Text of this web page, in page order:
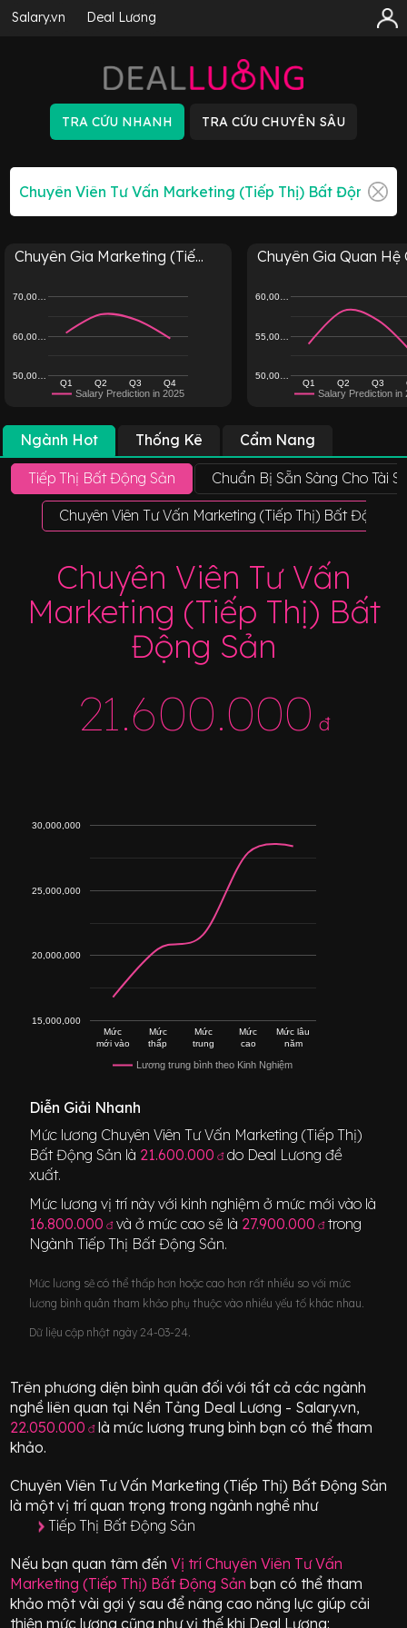
Salary.vn Deal Lương
Chuyên Gia Marketing (Tiế...
Salary Prediction in 2025
Q1 Q2 Q3 Q4
50,00…
60,00…
70,00…
Chuyên Gia Quan Hệ
Salary Prediction in
Q1 Q2 Q3
50,00…
55,00…
60,00…
Ngành Hot Thống Kê Cẩm Nang
Tiếp Thị Bất Động Sản Chuẩn Bị Sẵn Sàng Cho Tài
Chuyên Viên Tư Vấn Marketing (Tiếp Thị) Bất Động
Chuyên Viên Tư Vấn
Marketing (Tiếp Thị) Bất
Động Sản
21.600.000 đ
Lương trung bình theo Kinh Nghiệm
Mức
mới vào
Mức
thấp
Mức
trung
Mức
cao
Mức lâu
năm
15,000,000
20,000,000
25,000,000
30,000,000
Diễn Giải Nhanh
Mức lương Chuyên Viên Tư Vấn Marketing (Tiếp Thị)
Bất Động Sản là 21.600.000 đdo Deal Lương đề
xuất.
Mức lương vị trí này với kinh nghiệm ở mức mới vào là
16.800.000 đ và ở mức cao sẽ là 27.900.000 đ trong
NgànhTiếp Thị Bất Động Sản.
Mức lương sẽ có thể thấp hơn hoặc cao hơn rất nhiều so với mức
lương bình quân tham khảo phụ thuộc vào nhiều yếu tố khác nhau.
Dữ liệu cập nhật ngày 24-03-24.
Trên phương diện bình quân đối với tất cả các ngành
nghề liên quan tại Nền Tảng Deal Lương - Salary.vn,
22.050.000 đlà mức lương trung bình bạn có thể tham
khảo.
Chuyên Viên Tư Vấn Marketing (Tiếp Thị) Bất Động Sản
là một vị tríquan trọng trong ngành nghề như
Tiếp Thị Bất Động Sản
Nếu bạn quan tâm đến Vị tríChuyên Viên Tư Vấn
Marketing (Tiếp Thị) Bất Động Sản bạn có thể tham
khảo một vài gợi ý sau để nâng cao năng lực giúp cải
thiện mức lương cũng như vị thế khi Deal Lương: